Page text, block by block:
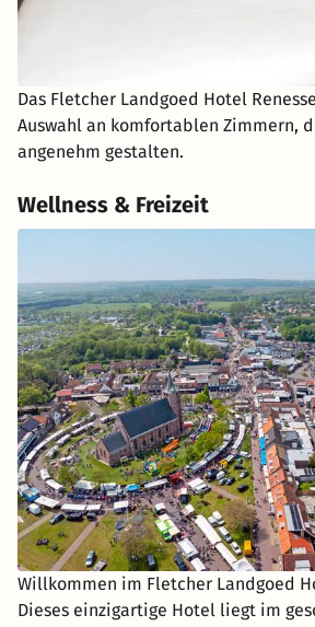
Das Fletcher Landgoed Hotel
Auswahl an komfortablen Zimmern,
angenehm gestalten.
Wellness & Freizeit
Willkommen im Fletcher Landgoed
Dieses einzigartige Hotel liegt im